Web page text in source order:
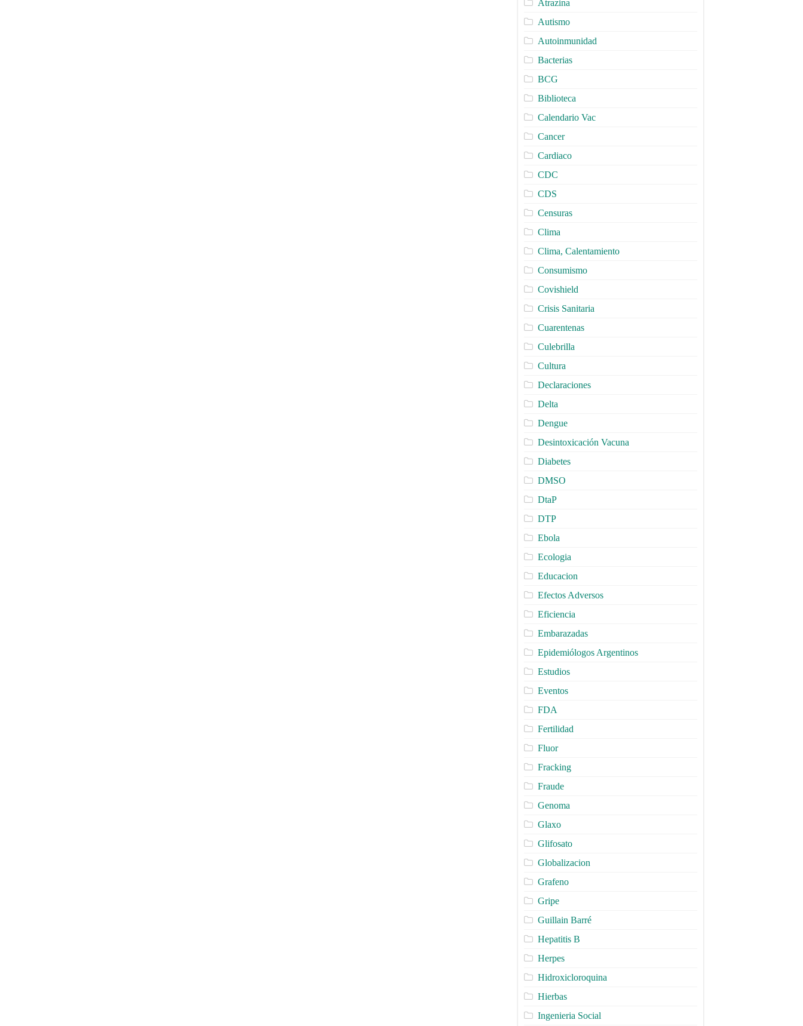
Atrazina
Autismo
Autoinmunidad
Bacterias
BCG
Biblioteca
Calendario Vac
Cancer
Cardiaco
CDC
CDS
Censuras
Clima
Clima, Calentamiento
Consumismo
Covishield
Crisis Sanitaria
Cuarentenas
Culebrilla
Cultura
Declaraciones
Delta
Dengue
Desintoxicación Vacuna
Diabetes
DMSO
DtaP
DTP
Ebola
Ecologia
Educacion
Efectos Adversos
Eficiencia
Embarazadas
Epidemiólogos Argentinos
Estudios
Eventos
FDA
Fertilidad
Fluor
Fracking
Fraude
Genoma
Glaxo
Glifosato
Globalizacion
Grafeno
Gripe
Guillain Barré
Hepatitis B
Herpes
Hidroxicloroquina
Hierbas
Ingenieria Social